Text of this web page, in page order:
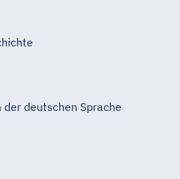
deutschen Sprache